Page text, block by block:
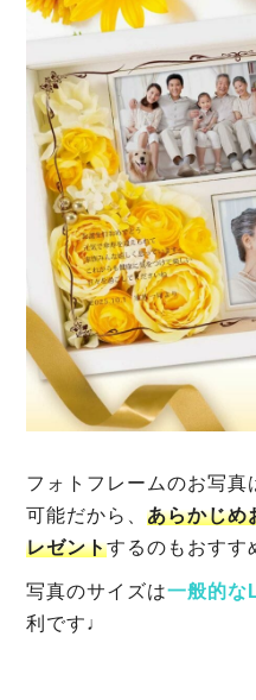
フォトフレームのお写
可能だから、あらかじめ
レゼントするのもおすす
写真のサイズは一般的な
利です♩